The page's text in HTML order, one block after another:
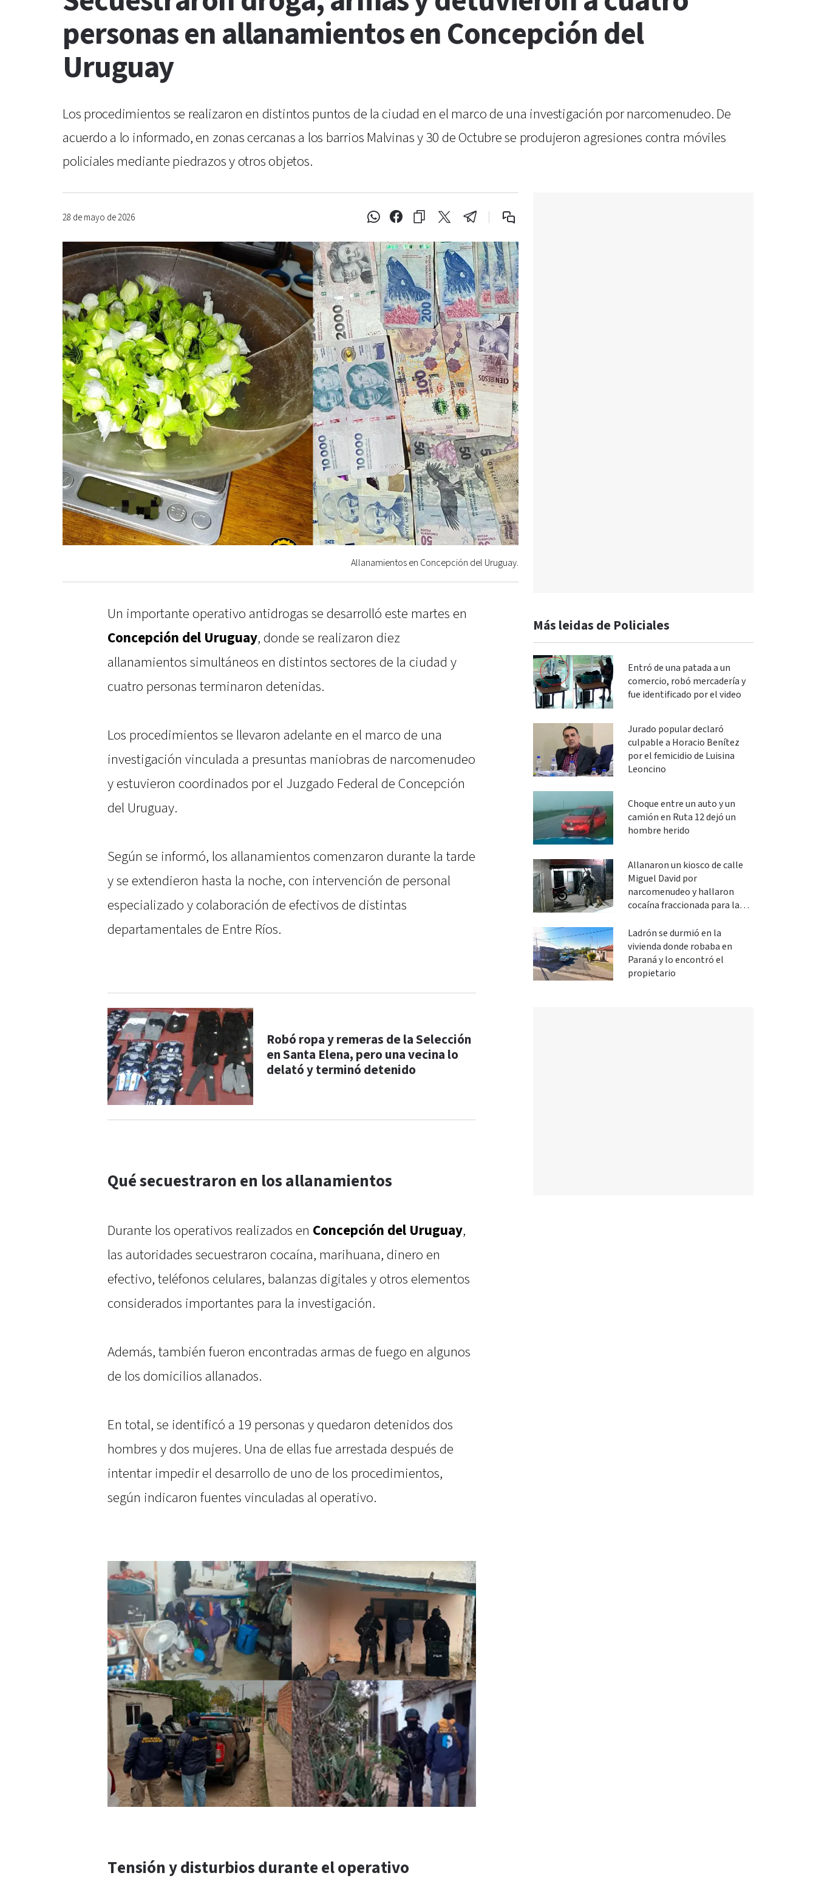
personas en allanamientos en Concepción del
Uruguay
Los procedimientos se realizaron en distintos puntos de la ciudad en el marco de una investigación por narcomenudeo. De
acuerdo a lo informado, en zonas cercanas a los barrios Malvinas y 30 de Octubre se produjeron agresiones contra móviles
policiales mediante piedrazos y otros objetos.
28 de mayo de 2026
Allanamientos en Concepción del Uruguay.
Un importante operativo antidrogas se desarrolló este martes en
Concepción del Uruguay, donde se realizaron diez
allanamientos simultáneos en distintos sectores de la ciudad y
cuatro personas terminaron detenidas.
Los procedimientos se llevaron adelante en el marco de una
investigación vinculada a presuntas maniobras de narcomenudeo
y estuvieron coordinados por el Juzgado Federal de Concepción
del Uruguay.
Según se informó, los allanamientos comenzaron durante la tarde
y se extendieron hasta la noche, con intervención de personal
especializado y colaboración de efectivos de distintas
departamentales de Entre Ríos.
Robó ropa y remeras de la Selección
en Santa Elena, pero una vecina lo
delató y terminó detenido
Qué secuestraron en los allanamientos
Durante los operativos realizados en Concepción del Uruguay,
las autoridades secuestraron cocaína, marihuana, dinero en
efectivo, teléfonos celulares, balanzas digitales y otros elementos
considerados importantes para la investigación.
Además, también fueron encontradas armas de fuego en algunos
de los domicilios allanados.
En total, se identificó a 19 personas y quedaron detenidos dos
hombres y dos mujeres. Una de ellas fue arrestada después de
intentar impedir el desarrollo de uno de los procedimientos,
según indicaron fuentes vinculadas al operativo.
Tensión y disturbios durante el operativo
Más leidas de Policiales
Entró de una patada a un
comercio, robó mercadería y
fue identificado por el video
Jurado popular declaró
culpable a Horacio Benítez
por el femicidio de Luisina
Leoncino
Choque entre un auto y un
camión en Ruta 12 dejó un
hombre herido
Allanaron un kiosco de calle
Miguel David por
narcomenudeo y hallaron
cocaína fraccionada para la
Ladrón se durmió en la
vivienda donde robaba en
Paraná y lo encontró el
propietario